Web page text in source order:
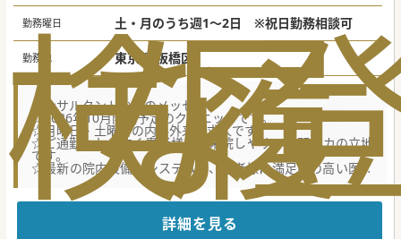
検
な
履
勤務曜日 土・月のうち週1～2日 ※祝日勤務相談可
勤務地 東京都 板橋区
コンサルタントからのメッセージ
☆2026年10月開院予定のクリニックです。
☆月曜日・土曜日の内科外来の求人です。
☆ご通勤もしやすく患者様もご来院しやすい、駅チカの立地
です。
☆最新の院内設備・システムで、患者様に満足度の高い医療
サービスの提供はもちろん、ドクターの方・看護師・スタッ
フもまた、円滑に業務に取り組める環境が整っています。
詳細を見る